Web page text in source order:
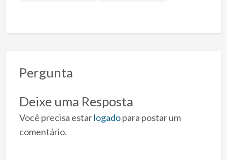
Pergunta
Deixe uma Resposta
Você precisa estarlogadopara postar um
comentário.